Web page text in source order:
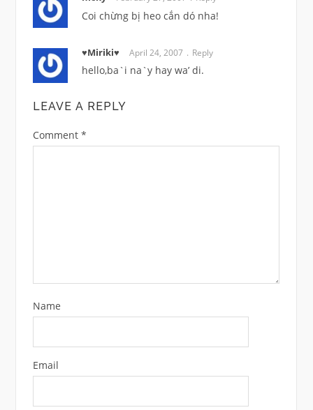
Coi chừng bị heo cắn dó nha!
♥Miriki♥ April 24, 2007 Reply
hello,ba`i na`y hay wa’ di.
LEAVE A REPLY
Comment *
Name
Email